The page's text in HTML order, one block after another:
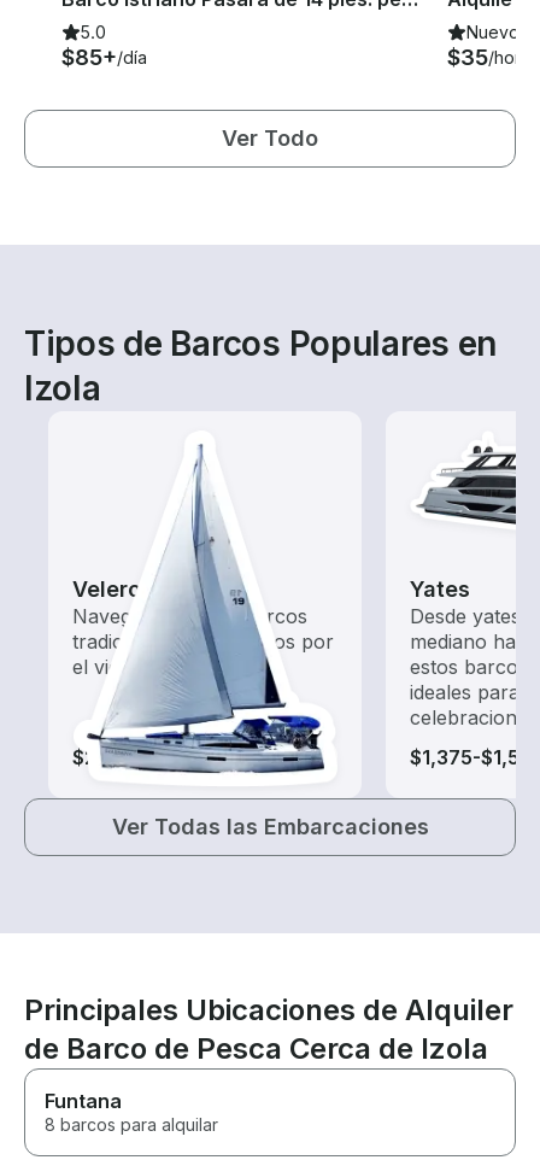
5.0
$85+/día
Nuevo
$35/hora
Ver Todo
Tipos de Barcos Populares en
Izola
Veleros
Navega con estos barcos
tradicionales impulsados por
el viento.
$215-$1,890
Yates
Desde yates
mediano
estos barcos
ideales para
$1,375-
Ver Todas las Embarcaciones
Principales Ubicaciones de Alquiler
de Barco de Pesca Cerca de Izola
Funtana
8 barcos para alquilar